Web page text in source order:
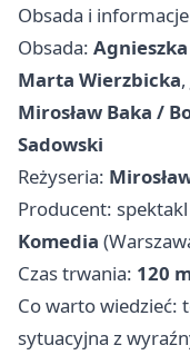
Obsada i
Obsada:
Marta Wierzbicka,
Mirosław Baka /
Sadowski
Reżyseria:
Producent:
Komedia
Czas trwania: 120
Co warto wiedzieć:
sytuacyjna z